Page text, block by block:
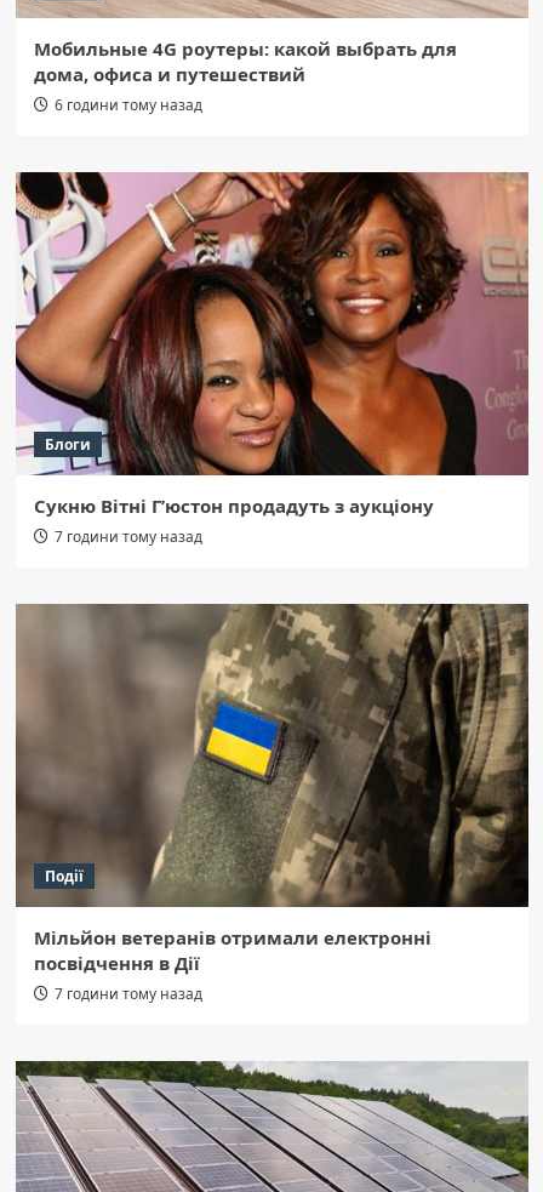
Мобильные 4G роутеры: какой выбрать для
дома, офиса и путешествий
6 години тому назад
Блоги
Сукню Вітні Г’юстон продадуть з аукціону
7 години тому назад
Події
Мільйон ветеранів отримали електронні
посвідчення в Дії
7 години тому назад